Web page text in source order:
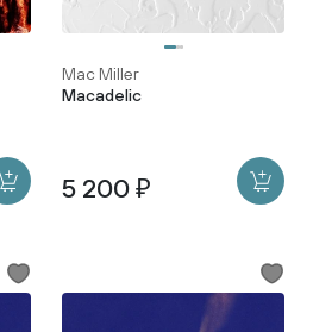
Mac Miller
Macadelic
5 200 ₽